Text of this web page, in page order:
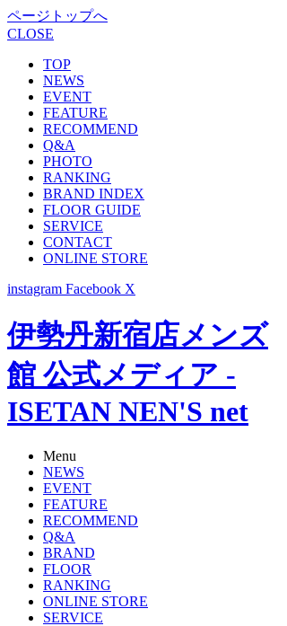
ページトップへ
CLOSE
TOP
NEWS
EVENT
FEATURE
RECOMMEND
Q&A
PHOTO
RANKING
BRAND INDEX
FLOOR GUIDE
SERVICE
CONTACT
ONLINE STORE
instagram Facebook X
伊勢丹新宿店メンズ
館 公式メディア -
ISETAN NEN'S net
Menu
NEWS
EVENT
FEATURE
RECOMMEND
Q&A
BRAND
FLOOR
RANKING
ONLINE STORE
SERVICE